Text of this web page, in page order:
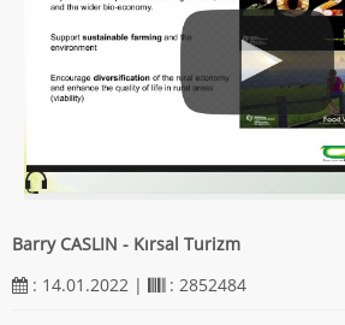
Barry CASLIN - Kırsal Turizm
: 14.01.2022 |
: 2852484